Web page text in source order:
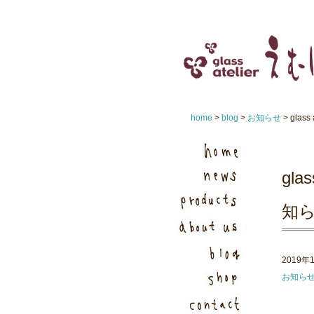
home > blog > お知らせ > glass
知
2019年
お知ら